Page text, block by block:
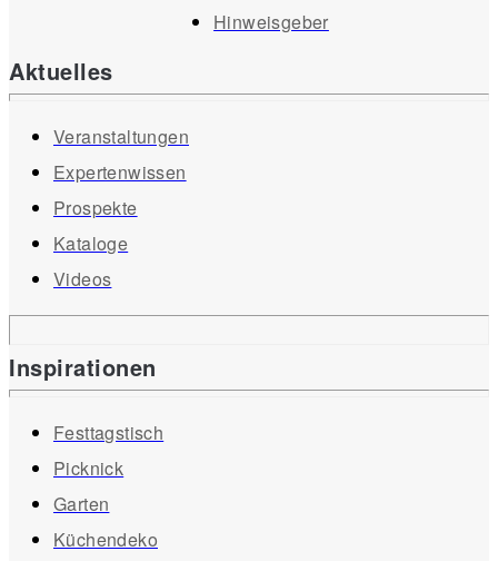
Hinweisgeber
Aktuelles
Veranstaltungen
Expertenwissen
Prospekte
Kataloge
Videos
Inspirationen
Festtagstisch
Picknick
Garten
Küchendeko